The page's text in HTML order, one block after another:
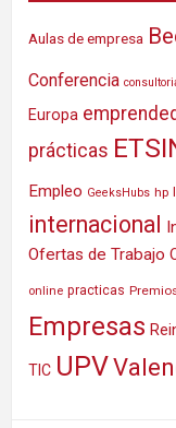
Aulas de empresa
Conferencia
Europa
prácticas
Empleo GeeksHubs hp
internacional
Ofertas de Trabajo
online practicas
Empresas
TIC UPV